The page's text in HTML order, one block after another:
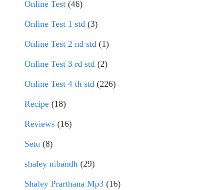
Online Test (46)
Online Test 1 std (3)
Online Test 2 nd std (1)
Online Test 3 rd std (2)
Online Test 4 th std (226)
Recipe (18)
Reviews (16)
Setu (8)
shaley nibandh (29)
Shaley Prarthana Mp3 (16)